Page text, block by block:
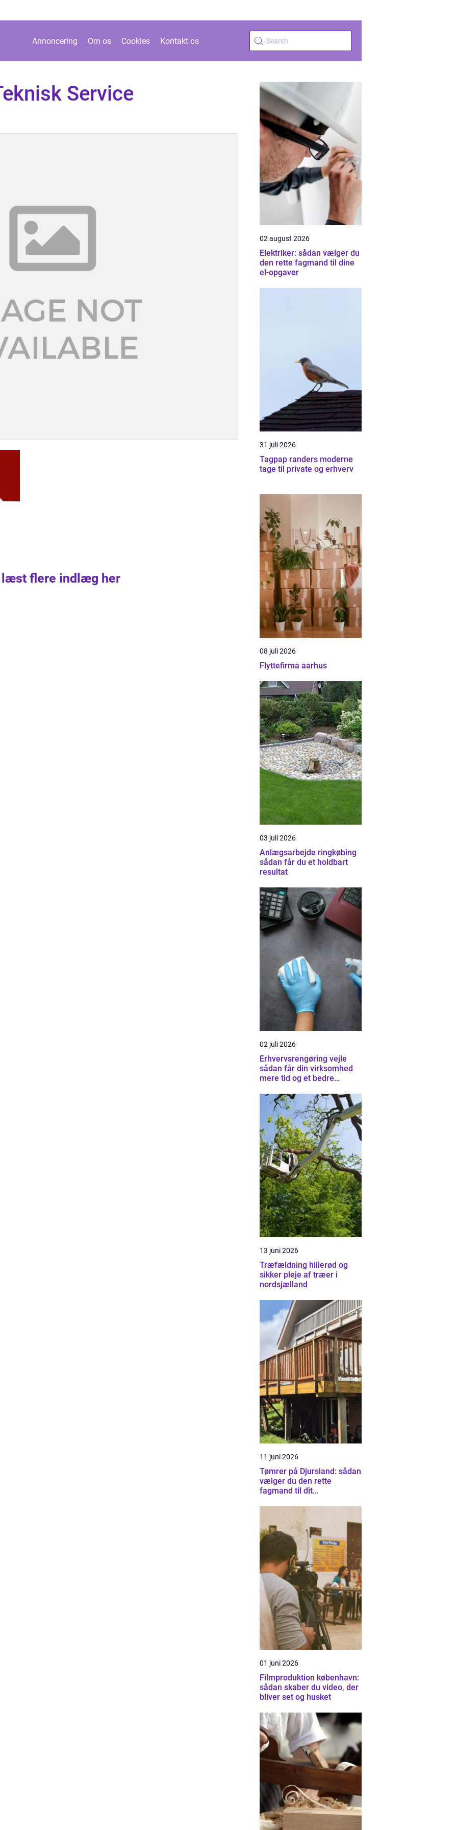
Annoncering Om os Cookies Kontakt os
Service
læst flere indlæg her
02 august 2026
Elektriker: sådan vælger du
den rette fagmand til dine
el-opgaver
31 juli 2026
Tagpap randers moderne
tage til private og erhverv
08 juli 2026
Flyttefirma aarhus
03 juli 2026
Anlægsarbejde ringkøbing
sådan får du et holdbart
resultat
02 juli 2026
Erhvervsrengøring vejle
sådan får din virksomhed
mere tid og et bedre
13 juni 2026
Træfældning hillerød og
sikker pleje af træer i
nordsjælland
11 juni 2026
Tømrer på Djursland: sådan
vælger du den rette
fagmand til dit
01 juni 2026
Filmproduktion københavn:
sådan skaber du video, der
bliver set og husket